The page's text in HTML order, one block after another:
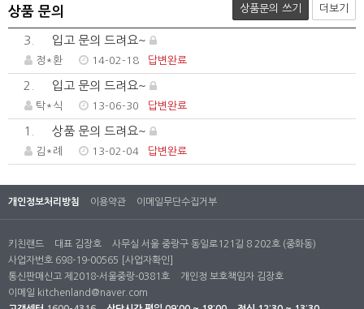
상품 문의 상품문의 쓰기 더보기
3. 입고 문의 드려요~
정*환 14-02-18 답변완료
2. 입고 문의 드려요~
탁*식 13-06-30 답변완료
1. 상품 문의 드려요~
김*례 13-02-04 답변완료
개인정보처리방침 이용약관 이메일무단수집거부
키친랜드 대표 김장호
사무실 서울 중랑구 동일로121길 8 202호 (중화동)
사업자번호 698-19-00565
[사업자확인]
통신판매신고 제2018-서울중랑-0381호
개인정 보호책임자 김장호
이메일 kitchenland@naver.com